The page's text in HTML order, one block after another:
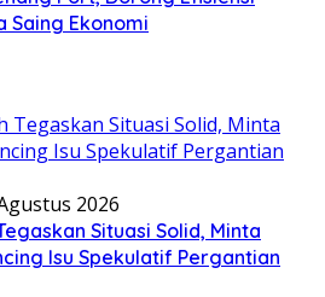
Saing Ekonomi
2026
Situasi Solid, Minta
Isu Spekulatif Pergantian